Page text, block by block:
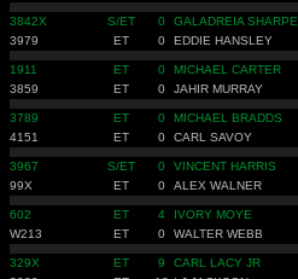
3842X S/ET 0 GALADREIA SHARPE
3979
ET 0 EDDIE HANSLEY
1911 ET 0 MICHAEL CARTER
3859
ET 0 JAHIR MURRAY
3789 ET 0 MICHAEL BRADDS
4151
ET 0 CARL SAVOY
3967 S/ET 0 VINCENT HARRIS
99X
ET 0 ALEX WALNER
602 ET 4 IVORY MOYE
W213
ET 0 WALTER WEBB
329X ET 9 CARL LACY JR